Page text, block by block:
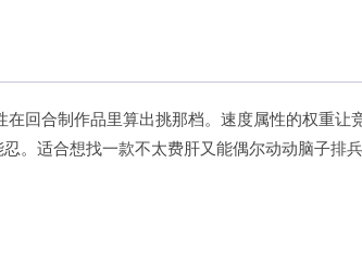
回合制作品里算出挑那档。速度属性的权重让
。适合想找一款不太费肝又能偶尔动动脑子排